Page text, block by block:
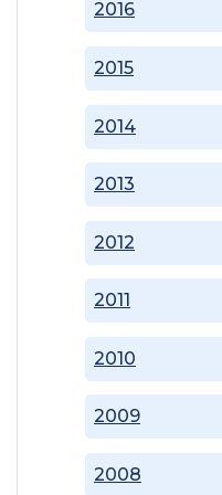
2008
2009
2010
2011
2012
2013
2014
2015
2016